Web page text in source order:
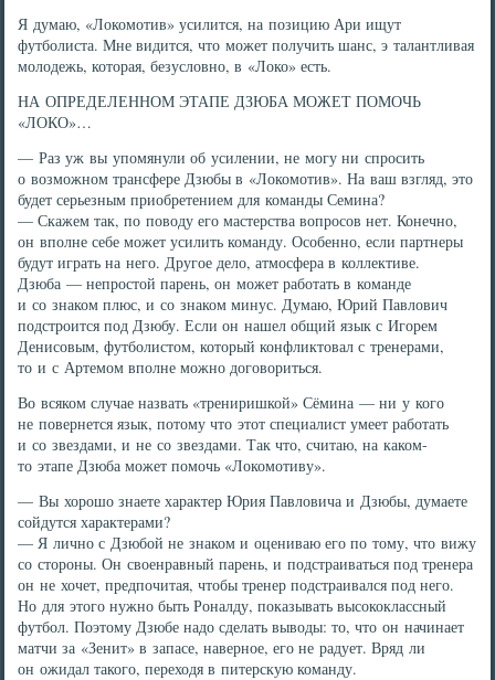
Я думаю, «Локомотив» усилится, на позицию Ари ищут
футболиста. Мне видится, что может получить шанс, э талантливая
молодежь, которая, безусловно, в «Локо» есть.
НА ОПРЕДЕЛЕННОМ ЭТАПЕ ДЗЮБА МОЖЕТ ПОМОЧЬ
«ЛОКО»…
— Раз уж вы упомянули об усилении, не могу ни спросить
о возможном трансфере Дзюбы в «Локомотив». На ваш взгляд, это
будет серьезным приобретением для команды Семина?
— Скажем так, по поводу его мастерства вопросов нет. Конечно,
он вполне себе может усилить команду. Особенно, если партнеры
будут играть на него. Другое дело, атмосфера в коллективе.
Дзюба — непростой парень, он может работать в команде
и со знаком плюс, и со знаком минус. Думаю, Юрий Павлович
подстроится под Дзюбу. Если он нашел общий язык с Игорем
Денисовым, футболистом, который конфликтовал с тренерами,
то и с Артемом вполне можно договориться.
Во всяком случае назвать «трениришкой» Сёмина — ни у кого
не повернется язык, потому что этот специалист умеет работать
и со звездами, и не со звездами. Так что, считаю, на каком-
то этапе Дзюба может помочь «Локомотиву».
— Вы хорошо знаете характер Юрия Павловича и Дзюбы, думаете
сойдутся характерами?
— Я лично с Дзюбой не знаком и оцениваю его по тому, что вижу
со стороны. Он своенравный парень, и подстраиваться под тренера
он не хочет, предпочитая, чтобы тренер подстраивался под него.
Но для этого нужно быть Роналду, показывать высококлассный
футбол. Поэтому Дзюбе надо сделать выводы: то, что он начинает
матчи за «Зенит» в запасе, наверное, его не радует. Вряд ли
он ожидал такого, переходя в питерскую команду.